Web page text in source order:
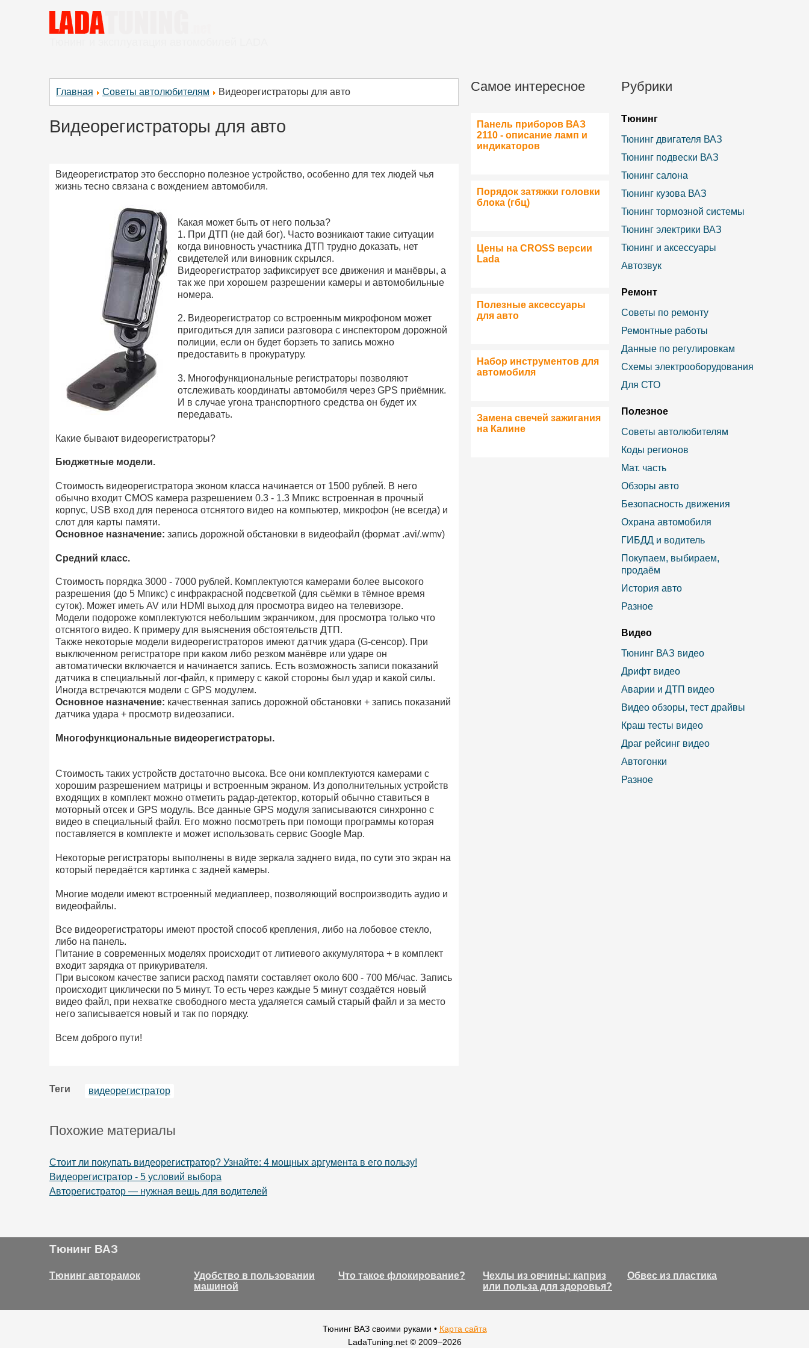
Главная Советы автолюбителям Видеорегистраторы для авто
Видеорегистраторы для авто
Видеорегистратор это бесспорно полезное устройство, особенно для тех людей чья
жизнь тесно связана с вождением автомобиля.
Какая может быть от него польза?
1. При ДТП (не дай бог). Часто возникают такие ситуации
когда виновность участника ДТП трудно доказать, нет
свидетелей или виновник скрылся.
Видеорегистратор зафиксирует все движения и манёвры, а
так же при хорошем разрешении камеры и автомобильные
номера.
2. Видеорегистратор со встроенным микрофоном может
пригодиться для записи разговора с инспектором дорожной
полиции, если он будет борзеть то запись можно
предоставить в прокуратуру.
3. Многофункциональные регистраторы позволяют
отслеживать координаты автомобиля через GPS приёмник.
И в случае угона транспортного средства он будет их
передавать.
Какие бывают видеорегистраторы?
Бюджетные модели.
Стоимость видеорегистратора эконом класса начинается от 1500 рублей. В него
обычно входит CMOS камера разрешением 0.3 - 1.3 Мпикс встроенная в прочный
корпус, USB вход для переноса отснятого видео на компьютер, микрофон (не всегда) и
слот для карты памяти.
Основное назначение: запись дорожной обстановки в видеофайл (формат .avi/.wmv)
Средний класс.
Стоимость порядка 3000 - 7000 рублей. Комплектуются камерами более высокого
разрешения (до 5 Мпикс) с инфракрасной подсветкой (для сьёмки в тёмное время
суток). Может иметь AV или HDMI выход для просмотра видео на телевизоре.
Модели подороже комплектуются небольшим экранчиком, для просмотра только что
отснятого видео. К примеру для выяснения обстоятельств ДТП.
Также некоторые модели видеорегистраторов имеют датчик удара (G-сенсор). При
выключенном регистраторе при каком либо резком манёвре или ударе он
автоматически включается и начинается запись. Есть возможность записи показаний
датчика в специальный лог-файл, к примеру с какой стороны был удар и какой силы.
Иногда встречаются модели с GPS модулем.
Основное назначение: качественная запись дорожной обстановки + запись показаний
датчика удара + просмотр видеозаписи.
Многофункциональные видеорегистраторы.
Стоимость таких устройств достаточно высока. Все они комплектуются камерами с
хорошим разрешением матрицы и встроенным экраном. Из дополнительных устройств
входящих в комплект можно отметить радар-детектор, который обычно ставиться в
моторный отсек и GPS модуль. Все данные GPS модуля записываются синхронно с
видео в специальный файл. Его можно посмотреть при помощи программы которая
поставляется в комплекте и может использовать сервис Google Map.
Некоторые регистраторы выполнены в виде зеркала заднего вида, по сути это экран на
который передаётся картинка с задней камеры.
Многие модели имеют встроенный медиаплеер, позволяющий воспроизводить аудио и
видеофайлы.
Все видеорегистраторы имеют простой способ крепления, либо на лобовое стекло,
либо на панель.
Питание в современных моделях происходит от литиевого аккумулятора + в комплект
входит зарядка от прикуривателя.
При высоком качестве записи расход памяти составляет около 600 - 700 Мб/час. Запись
происходит циклически по 5 минут. То есть через каждые 5 минут создаётся новый
видео файл, при нехватке свободного места удаляется самый старый файл и за место
него записывается новый и так по порядку.
Всем доброго пути!
Теги видеорегистратор
Похожие материалы
Стоит ли покупать видеорегистратор? Узнайте: 4 мощных аргумента в его пользу!
Видеорегистратор - 5 условий выбора
Авторегистратор — нужная вещь для водителей
Самое интересное
Панель приборов ВАЗ
2110 - описание ламп и
индикаторов
Порядок затяжки головки
блока (гбц)
Цены на CROSS версии
Lada
Полезные аксессуары
для авто
Набор инструментов для
автомобиля
Замена свечей зажигания
на Калине
Рубрики
Тюнинг
Тюнинг двигателя ВАЗ
Тюнинг подвески ВАЗ
Тюнинг салона
Тюнинг кузова ВАЗ
Тюнинг тормозной системы
Тюнинг электрики ВАЗ
Тюнинг и аксессуары
Автозвук
Ремонт
Советы по ремонту
Ремонтные работы
Данные по регулировкам
Схемы электрооборудования
Для СТО
Полезное
Советы автолюбителям
Коды регионов
Мат. часть
Обзоры авто
Безопасность движения
Охрана автомобиля
ГИБДД и водитель
Покупаем, выбираем,
продаём
История авто
Разное
Видео
Тюнинг ВАЗ видео
Дрифт видео
Аварии и ДТП видео
Видео обзоры, тест драйвы
Краш тесты видео
Драг рейсинг видео
Автогонки
Разное
Тюнинг ВАЗ
Тюнинг авторамок
Удобство в пользовании
машиной
Что такое флокирование?
Чехлы из овчины: каприз
или польза для здоровья?
Обвес из пластика
Тюнинг ВАЗ своими руками • Карта сайта
LadaTuning.net © 2009–2026